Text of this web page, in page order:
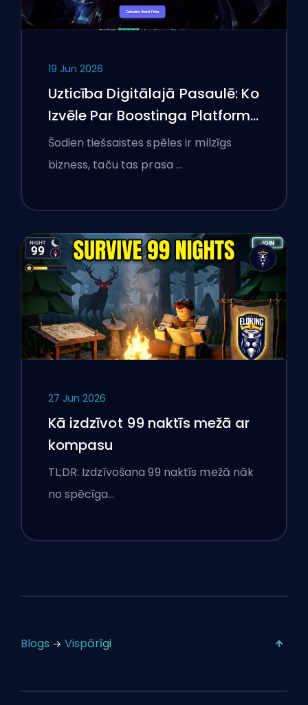
19 Jun 2026
Uzticība Digitālajā Pasaulē: Ko
Izvēle Par Boostinga Platformu
Iemācījusi Polijas Spēlētājiem
Par Tiešsaistes Pakalpojumu
Šodien tiešsaistes spēles ir milzīgs
bizness, taču tas prasa …
27 Jun 2026
Kā izdzīvot 99 naktīs mežā ar
kompasu
TL;DR: Izdzīvošana 99 naktīs mežā nāk
no spēcīga…
Blogs Vispārīgi